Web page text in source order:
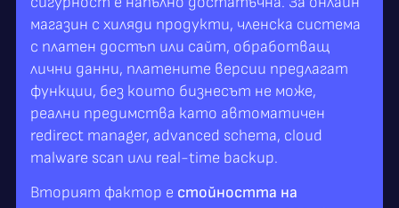
магазин с хиляди продукти, членска система
с платен достъп или сайт, обработващ
лични данни, платените версии предлагат
функции, без които бизнесът не може,
реални предимства като автоматичен
redirect manager, advanced schema, cloud
malware scan или real-time backup.
Вторият фактор е стойността на